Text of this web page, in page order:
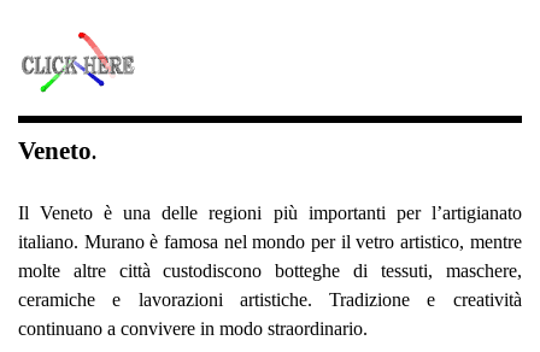
Veneto.
Il Veneto è una delle regioni più importanti per l’artigianato
italiano. Murano è famosa nel mondo per il vetro artistico, mentre
molte altre città custodiscono botteghe di tessuti, maschere,
ceramiche e lavorazioni artistiche. Tradizione e creatività
continuano a convivere in modo straordinario.